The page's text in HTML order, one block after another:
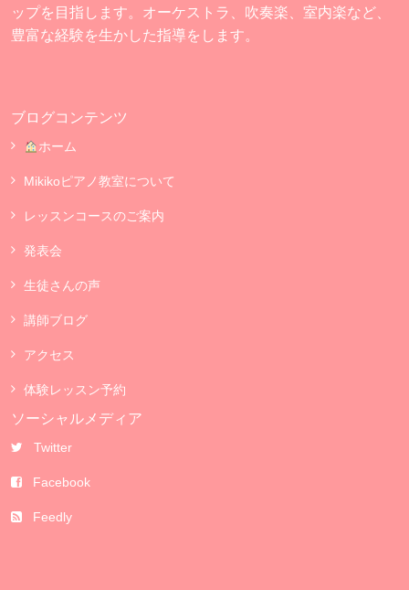
ップを目指します。オーケストラ、吹奏楽、室内楽など、
豊富な経験を生かした指導をします。
ブログコンテンツ
ホーム
Mikikoピアノ教室について
レッスンコースのご案内
発表会
生徒さんの声
講師ブログ
アクセス
体験レッスン予約
ソーシャルメディア
Twitter
Facebook
Feedly